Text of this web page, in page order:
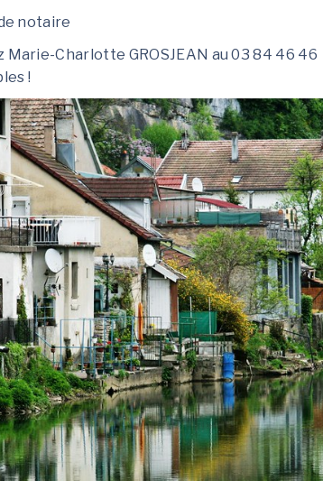
notaire
Charlotte GROSJEAN au 03 84 46 46
!